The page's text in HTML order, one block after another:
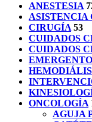
ANESTESIA
ASISTENCIA
CIRUGÍA 53
CUIDADOS
CUIDADOS
ONCOLOGÍA
AGUJA